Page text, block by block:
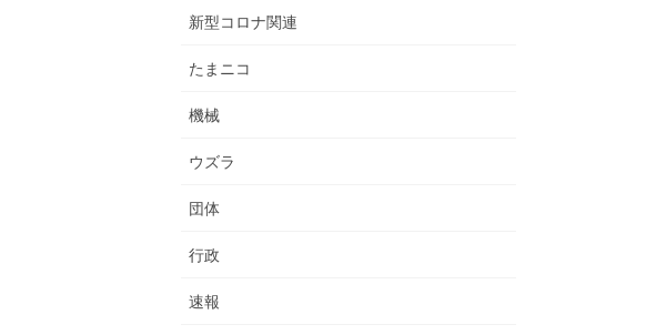
新型コロナ関連
たまニコ
機械
ウズラ
団体
行政
速報